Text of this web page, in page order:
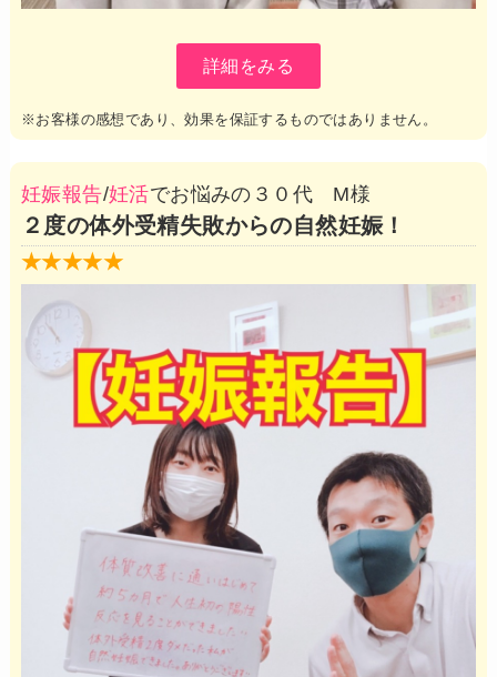
詳細をみる
※お客様の感想であり、効果を保証するものではありません。
妊娠報告/妊活でお悩みの３０代 M様
２度の体外受精失敗からの自然妊娠！
★★★★★